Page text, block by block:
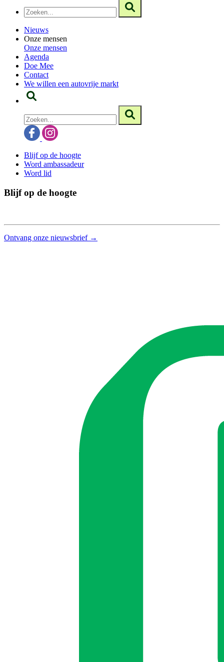
Nieuws
Onze mensen
Onze mensen
Agenda
Doe Mee
Contact
We willen een autovrije markt
Blijf op de hoogte
Word ambassadeur
Word lid
Blijf op de hoogte
Ontvang onze nieuwsbrief →